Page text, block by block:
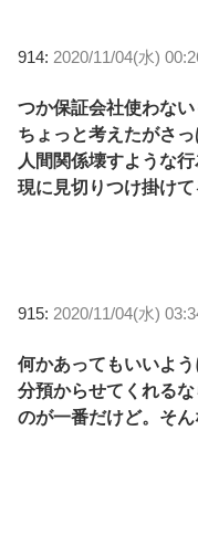
914: 2020/11/04(水)
つか保証会社使わな
ちょっと考えたがさ
人間関係壊すような
現に見切りつけ掛けて
915: 2020/11/04(水)
何かあってもいいよ
分預からせてくれる
のが一番だけど。そん